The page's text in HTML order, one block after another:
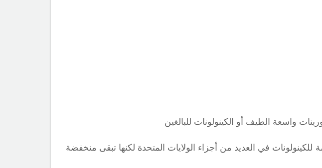
واسعة الطيف أو الكينولونات للبالغين
في العديد من أجزاء الولايات المتحدة لكنها تبقى منخفضة